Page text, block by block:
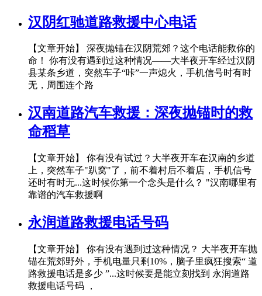
汉阴红驰道路救援中心电话
【文章开始】 深夜抛锚在汉阴荒郊？这个电话能救你的
命！ 你有没有遇到过这种情况——大半夜开车经过汉阴
县某条乡道，突然车子“咔”一声熄火，手机信号时有时
无，周围连个路
汉南道路汽车救援：深夜抛锚时的救
命稻草
【文章开始】 你有没有试过？大半夜开车在汉南的乡道
上，突然车子"趴窝"了，前不着村后不着店，手机信号
还时有时无...这时候你第一个念头是什么？ "汉南哪里有
靠谱的汽车救援啊
永润道路救援电话号码
【文章开始】 你有没有遇到过这种情况？ 大半夜开车抛
锚在荒郊野外，手机电量只剩10%，脑子里疯狂搜索“ 道
路救援电话是多少 ”...这时候要是能立刻找到 永润道路
救援电话号码 ，